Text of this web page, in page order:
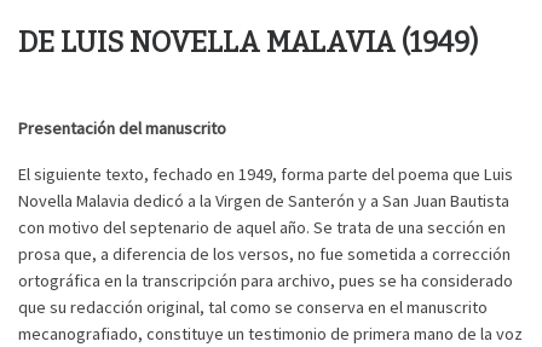
DE LUIS NOVELLA MALAVIA (1949)
Presentación del manuscrito
El siguiente texto, fechado en 1949, forma parte del poema que Luis
Novella Malavia dedicó a la Virgen de Santerón y a San Juan Bautista
con motivo del septenario de aquel año. Se trata de una sección en
prosa que, a diferencia de los versos, no fue sometida a corrección
ortográfica en la transcripción para archivo, pues se ha considerado
que su redacción original, tal como se conserva en el manuscrito
mecanografiado, constituye un testimonio de primera mano de la voz